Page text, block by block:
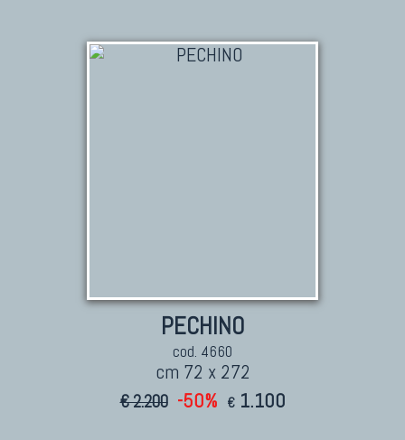
PECHINO
cod. 4660
cm 72 x 272
€ 2.200 -50% € 1.100